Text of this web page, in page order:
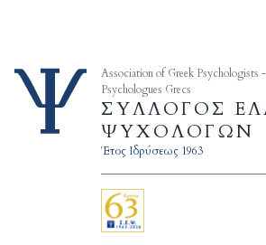
Association of Greek Psychologists
Psychologues Grecs
ΣΥΛΛΟΓΟΣ
ΨΥΧΟΛΟΓΩΝ
Έτος Ιδρύσεως 1963